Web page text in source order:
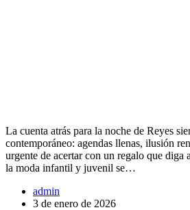
La cuenta atrás para la noche de Reyes
contemporáneo: agendas llenas, ilusión
urgente de acertar con un regalo que diga
la moda infantil y juvenil se…
admin
3 de enero de 2026